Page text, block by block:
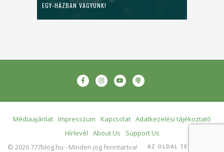
EGY-HÁZBAN VAGYUNK!
Médiaajánlat Impresszum Kapcsolat Adatkezelési tájékoztató
Hírlevél
About Us
Support Us
© 2026 777blog.hu - Minden jog fenntartva!
AZ OLDAL TETEJÉRE